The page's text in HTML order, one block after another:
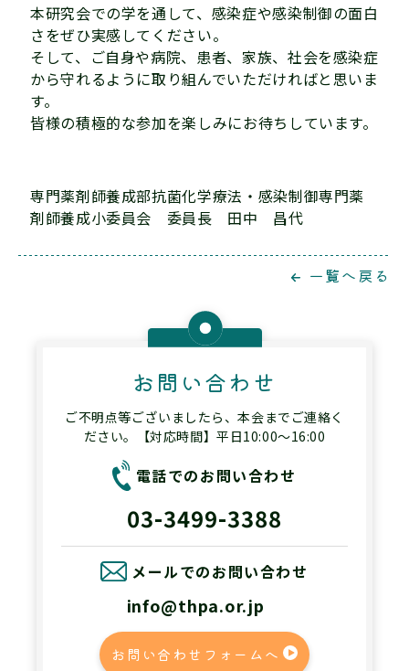
本研究会での学を通して、感染症や感染制御の面白
さをぜひ実感してください。
そして、ご自身や病院、患者、家族、社会を感染症
から守れるように取り組んでいただければと思いま
す。
皆様の積極的な参加を楽しみにお待ちしています。
専門薬剤師養成部抗菌化学療法・感染制御専門薬
剤師養成小委員会 委員長 田中 昌代
一覧へ戻る
お問い合わせ
ご不明点等ございましたら、本会までご連絡く
ださい。【対応時間】平日10:00～16:00
電話でのお問い合わせ
03-3499-3388
メールでのお問い合わせ
info@thpa.or.jp
お問い合わせフォームへ